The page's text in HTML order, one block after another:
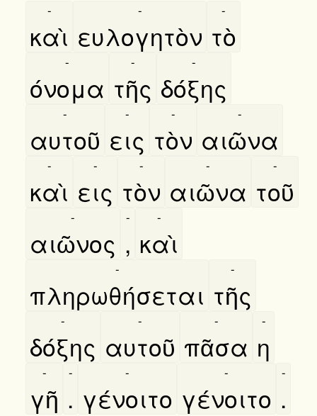
καὶ
-
ευλογητὸν
-
τὸ
-
όνομα
-
τῆς
-
δόξης
-
αυτοῦ
-
εις
-
τὸν
-
αιῶνα
-
καὶ
-
εις
-
τὸν
-
αιῶνα
-
τοῦ
-
αιῶνος
-
,
-
καὶ
-
πληρωθήσεται
-
τῆς
-
δόξης
-
αυτοῦ
-
πᾶσα
-
η
-
γῆ
-
.
-
γένοιτο
-
γένοιτο
-
.
-